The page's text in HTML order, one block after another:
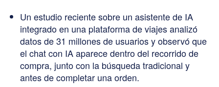
Un estudio reciente sobre un asistente de IA
integrado en una plataforma de viajes analizó
datos de 31 millones de usuarios y observó que
el chat con IA aparece dentro del recorrido de
compra, junto con la búsqueda tradicional y
antes de completar una orden.